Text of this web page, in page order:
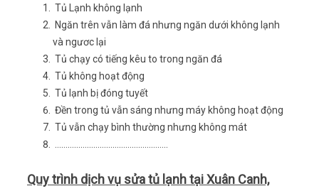
Tủ Lạnh không lạnh
Ngăn trên vẫn làm đá nhưng ngăn dưới không lạnh
và ngươc lại
Tủ chạy có tiếng kêu to trong ngăn đá
Tủ không hoạt động
Tủ lạnh bị đóng tuyết
Đền trong tủ vẫn sáng nhưng máy không hoạt động
Tủ vẫn chạy bình thường nhưng không mát
Quy trình dịch vụ sửa tủ lạnh tại Xuân Canh,